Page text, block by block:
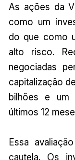
As ações da
como um
do que como
alto risco.
negociadas
capitalização
bilhões e um
últimos 12
Essa
cautela. Os